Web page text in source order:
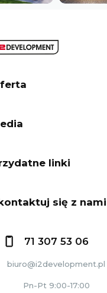
linki
się z nami
71 307 53 06
biuro@i2development.pl
Pn-Pt 9:00-17:00